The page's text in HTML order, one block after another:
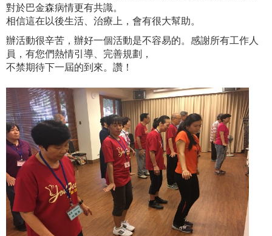
對於巴金森病情更有共識。
相信這在以後生活、治療上，會有很大幫助。
辦活動很辛苦，辦好一個活動是不容易的。感謝所有工作人
員，有您們熱情引導、完善規劃，
不禁期待下一屆的到來。讚！